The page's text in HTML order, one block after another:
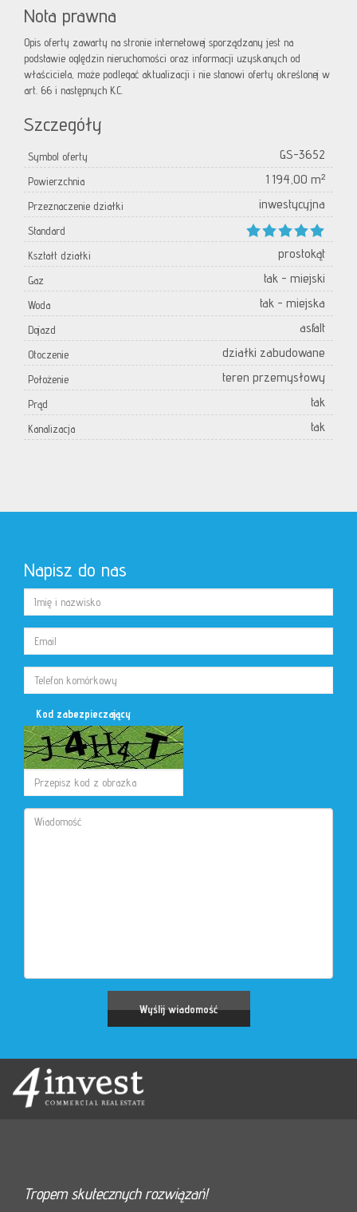
Nota prawna
Opis oferty zawarty na stronie internetowej sporządzany jest na
podstawie oględzin nieruchomości oraz informacji uzyskanych od
właściciela, może podlegać aktualizacji i nie stanowi oferty określonej w
art. 66 i następnych K.C.
Szczegóły
Symbol oferty GS-3652
Powierzchnia 1 194,00 m²
Przeznaczenie działki inwestycyjna
Standard
Kształt działki
prostokąt
Gaz tak - miejski
Woda tak - miejska
Dojazd asfalt
Otoczenie działki zabudowane
Położenie teren przemysłowy
Prąd tak
Kanalizacja tak
Napisz do nas
Kod zabezpieczający
Tropem skutecznych rozwiązań!